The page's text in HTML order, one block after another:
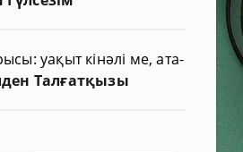
уақыт кінәлі ме, ата-
Талғатқызы